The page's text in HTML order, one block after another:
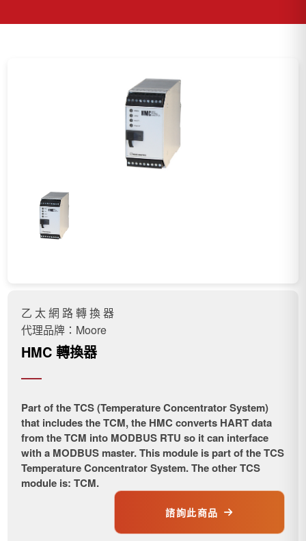
乙 太 網 路 轉 換 器
代理品牌：Moore
HMC 轉換器
Part of the TCS (Temperature Concentrator System)
that includes the TCM, the HMC converts HART data
from the TCM into MODBUS RTU so it can interface
with a MODBUS master. This module is part of the TCS
Temperature Concentrator System. The other TCS
module is: TCM.
諮詢此商品